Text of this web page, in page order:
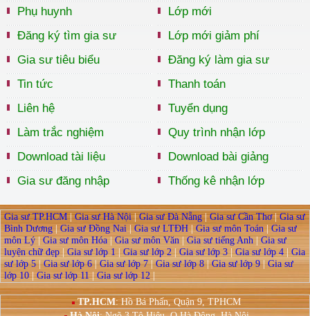
Phụ huynh
Đăng ký tìm gia sư
Gia sư tiêu biểu
Tin tức
Liên hệ
Làm trắc nghiệm
Download tài liệu
Gia sư đăng nhập
Lớp mới
Lớp mới giảm phí
Đăng ký làm gia sư
Thanh toán
Tuyển dụng
Quy trình nhận lớp
Download bài giảng
Thống kê nhận lớp
Gia sư TP.HCM|Gia sư Hà Nội|Gia sư Đà Nẵng|Gia sư Cần Thơ|Gia sư
Bình Dương | Gia sư Đồng Nai | Gia sư LTĐH | Gia sư môn Toán | Gia sư
môn Lý|Gia sư môn Hóa|Gia sư môn Văn|Gia sư tiếng Anh|Gia sư
luyện chữ đẹp | Gia sư lớp 1 | Gia sư lớp 2 | Gia sư lớp 3 | Gia sư lớp 4 | Gia
sư lớp 5|Gia sư lớp 6|Gia sư lớp 7|Gia sư lớp 8|Gia sư lớp 9|Gia sư
lớp 10|Gia sư lớp 11|Gia sư lớp 12|
TP.HCM: Hồ Bá Phấn, Quận 9, TPHCM